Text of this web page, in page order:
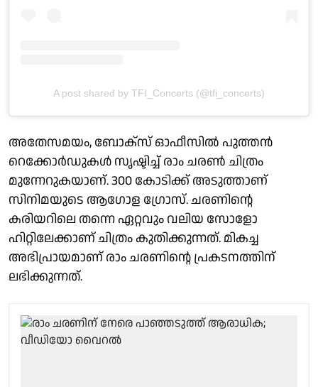
A post shared by TFI_Concerts (@tfi_concerts)
അതേസമയം, ബോക്സ് ഓഫീസിൽ പുത്തൻ
റെക്കോർഡുകൾ സൃഷ്ടിച്ച് രാം ചരൺ ചിത്രം
മുന്നേറുകയാണ്. 300 കോടിക്ക് അടുത്താണ്
സിനിമയുടെ ആഗോള ഗ്രോസ്. ചരണിന്റെ
കരിയറിലെ തന്നെ ഏറ്റവും വലിയ സോളോ
ഹിറ്റിലേക്കാണ് ചിത്രം കുതിക്കുന്നത്. മികച്ച
അഭിപ്രായമാണ് രാം ചരണിന്റെ പ്രകടനത്തിന്
ലഭിക്കുന്നത്.